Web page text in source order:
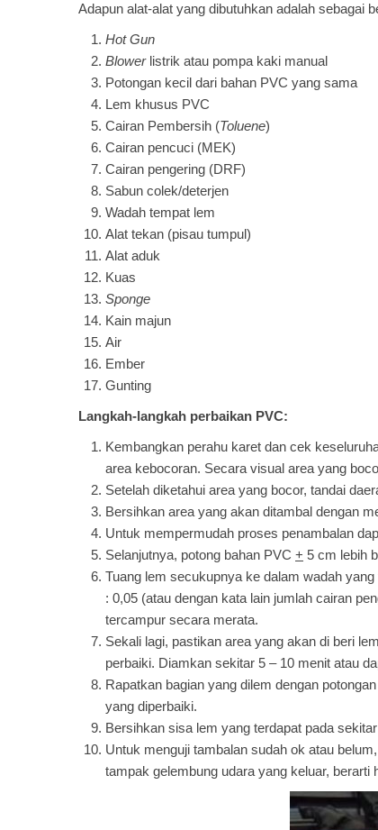
Adapun alat-alat yang dibutuhkan adalah sebagai
Hot Gun
Blowerlistrik atau pompa kaki manual
Potongan kecil dari bahan PVC yang sama
Lem khusus PVC
Cairan Pembersih (Toluene)
Cairan pencuci (MEK)
Cairan pengering (DRF)
Sabun colek/deterjen
Wadah tempat lem
Alat tekan (pisau tumpul)
Alat aduk
Kuas
Sponge
Kain majun
Air
Ember
Gunting
Langkah-langkah perbaikan PVC:
Kembangkan perahu karet dan cek
area kebocoran. Secara visual area yang
Setelah diketahui area yang bocor, tandai
Bersihkan area yang akan ditambal dengan
Untuk mempermudah proses penambalan
Selanjutnya, potong bahan PVC + 5 cm lebih
Tuang lem secukupnya ke dalam wadah
: 0,05 (atau dengan kata lain jumlah cairan
tercampur secara merata.
Sekali lagi, pastikan area yang akan di beri
perbaiki. Diamkan sekitar 5 – 10 menit atau
Rapatkan bagian yang dilem dengan
yang diperbaiki.
Bersihkan sisa lem yang terdapat pada
Untuk menguji tambalan sudah ok atau
tampak gelembung udara yang keluar,